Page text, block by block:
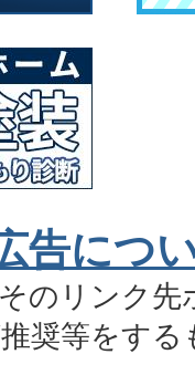
告につ
のリンク先
奨等をす